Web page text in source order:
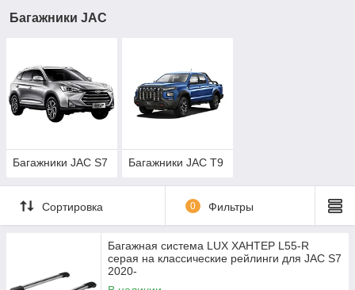
Багажники JAC
Багажники JAC S7 Багажники JAC T9
Сортировка 0 Фильтры
Багажная система LUX ХАНТЕР L55-R
серая на классические рейлинги для JAC S7
2020-